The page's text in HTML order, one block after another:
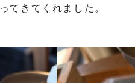
てきてくれました。